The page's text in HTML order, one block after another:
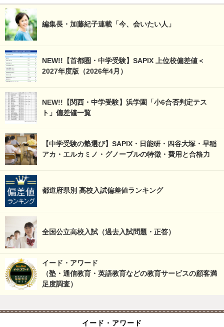
編集長・加藤紀子連載「今、会いたい人」
NEW!!【首都圏・中学受験】SAPIX 上位校偏差値＜
2027年度版（2026年4月）
NEW!!【関西・中学受験】浜学園「小6合否判定テス
ト」偏差値一覧
【中学受験の塾選び】SAPIX・日能研・四谷大塚・早稲
アカ・エルカミノ・グノーブルの特徴・費用と合格力
都道府県別 高校入試偏差値ランキング
全国公立高校入試（過去入試問題・正答）
イード・アワード
（塾・通信教育・英語教育などの教育サービスの顧客満
足度調査）
イード・アワード